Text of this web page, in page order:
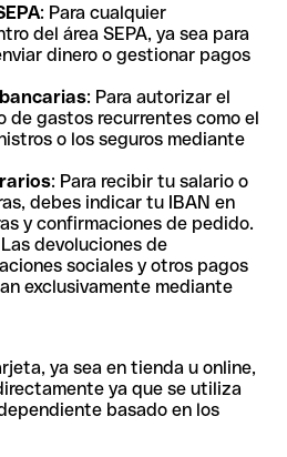
: Para cualquier
del área SEPA, ya sea para
dinero o gestionar pagos
: Para autorizar el
de gastos recurrentes como el
o los seguros mediante
: Para recibir tu salario o
debes indicar tu IBAN en
y confirmaciones de pedido.
devoluciones de
sociales y otros pagos
exclusivamente mediante
ya sea en tienda u online,
ya que se utiliza
basado en los